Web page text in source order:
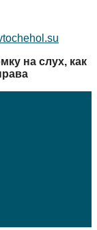
на слух, как